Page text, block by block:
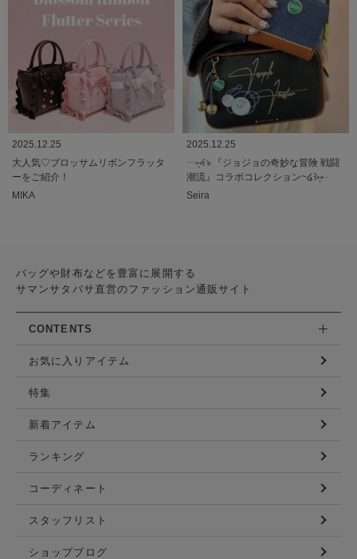
2025.12.25
大人気♡ブロッサムリボンフラッタ
ーをご紹介！
MIKA
2025.12.25
┈⑅̥꒰ঌ 『ジョジョの奇妙な冒険 戦闘
潮流』コラボコレクション~໒꒱⑅̥┈
Seira
バッグや財布などを豊富に展開する
サマンサタバサ直営のファッション通販サイト
CONTENTS
お気に入りアイテム
特集
新着アイテム
ランキング
コーディネート
スタッフリスト
ショップブログ